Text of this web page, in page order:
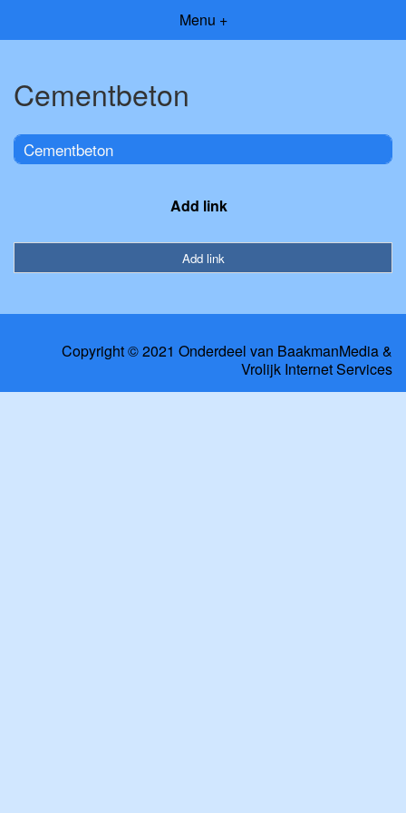
Menu +
Cementbeton
Cementbeton
Add link
Add link
Copyright © 2021 Onderdeel van BaakmanMedia&
Vrolijk Internet Services